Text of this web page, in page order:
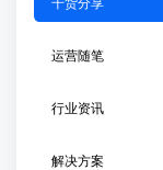
干货分享
运营随笔
行业资讯
解决方案